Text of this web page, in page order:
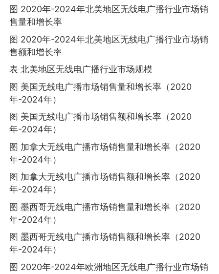
图 2020年-2024年北美地区无线电广播行业市场销
售量和增长率
图 2020年-2024年北美地区无线电广播行业市场销
售额和增长率
表 北美地区无线电广播行业市场规模
图 美国无线电广播市场销售量和增长率（2020
年-2024年）
图 美国无线电广播市场销售额和增长率（2020
年-2024年）
图 加拿大无线电广播市场销售量和增长率（2020
年-2024年）
图 加拿大无线电广播市场销售额和增长率（2020
年-2024年）
图 墨西哥无线电广播市场销售量和增长率（2020
年-2024年）
图 墨西哥无线电广播市场销售额和增长率（2020
年-2024年）
图 2020年-2024年欧洲地区无线电广播行业市场销